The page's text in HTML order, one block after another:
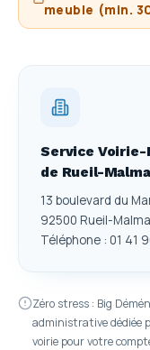
meuble (min.
Service
de Rueil-
13 boulevard du
92500 Rueil-
Téléphone : 01 41
Zéro stress : Big
administrative dédiée
voirie pour votre